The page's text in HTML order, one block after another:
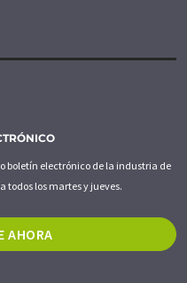
boletín electrónico de la industria de
todos los martes y jueves.
AHORA